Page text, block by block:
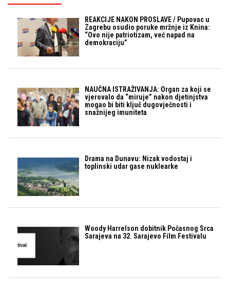
REAKCIJE NAKON PROSLAVE / Pupovac u
Zagrebu osudio poruke mržnje iz Knina:
“Ovo nije patriotizam, već napad na
demokraciju”
NAUČNA ISTRAŽIVANJA: Organ za koji se
vjerovalo da “miruje” nakon djetinjstva
mogao bi biti ključ dugovječnosti i
snažnijeg imuniteta
Drama na Dunavu: Nizak vodostaj i
toplinski udar gase nuklearke
Woody Harrelson dobitnik Počasnog Srca
Sarajeva na 32. Sarajevo Film Festivalu